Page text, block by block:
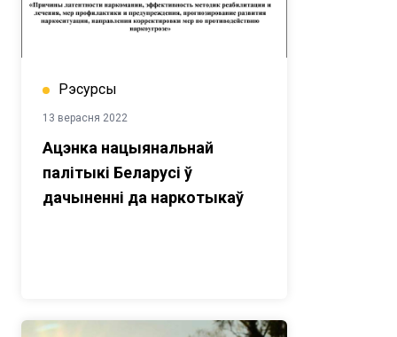
Рэсурсы
13 верасня 2022
Ацэнка нацыянальнай
палітыкі Беларусі ў
дачыненні да наркотыкаў